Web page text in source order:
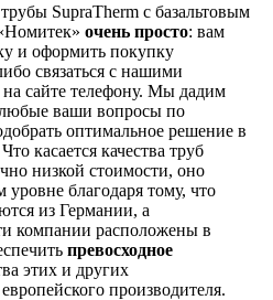
SupraTherm с базальтовым
очень просто: вам
и оформить покупку
связаться с нашими
сайте телефону. Мы дадим
ваши вопросы по
оптимальное решение в
касается качества труб
низкой стоимости, оно
благодаря тому, что
из Германии, а
компании расположены в
превосходное
этих и других
производителя.